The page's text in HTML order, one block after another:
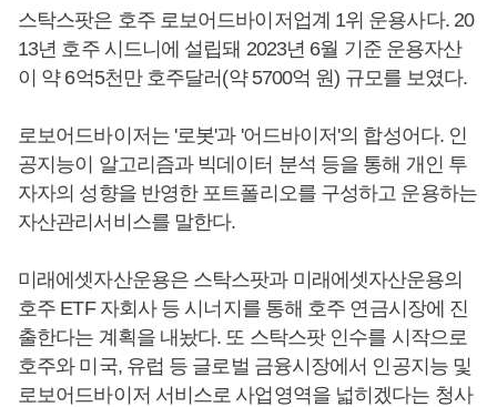
스탁스팟은 호주 로보어드바이저업계 1위 운용사다. 20
13년 호주 시드니에 설립돼 2023년 6월 기준 운용자산
이 약 6억5천만 호주달러(약 5700억 원) 규모를 보였다.
로보어드바이저는 '로봇'과 '어드바이저'의 합성어다. 인
공지능이 알고리즘과 빅데이터 분석 등을 통해 개인 투
자자의 성향을 반영한 포트폴리오를 구성하고 운용하는
자산관리서비스를 말한다.
미래에셋자산운용은 스탁스팟과 미래에셋자산운용의
호주 ETF 자회사 등 시너지를 통해 호주 연금시장에 진
출한다는 계획을 내놨다. 또 스탁스팟 인수를 시작으로
호주와 미국, 유럽 등 글로벌 금융시장에서 인공지능 및
로보어드바이저 서비스로 사업영역을 넓히겠다는 청사